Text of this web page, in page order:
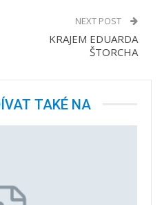
NEXT POST
KRAJEM EDUARDA
ŠTORCHA
TAKÉ NA